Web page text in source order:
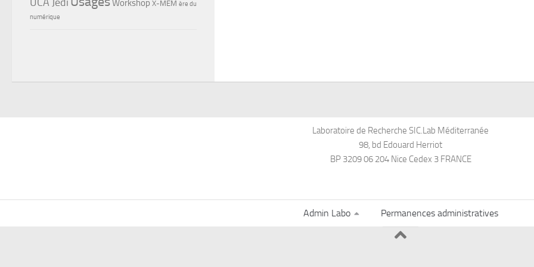
Workshop X-MEM ère du
numérique
Laboratoire de Recherche SIC.Lab Méditerranée
98, bd Edouard Herriot
BP 3209 06 204 Nice Cedex 3 FRANCE
Admin Labo Permanences administratives